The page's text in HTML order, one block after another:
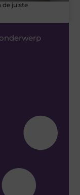
de juiste